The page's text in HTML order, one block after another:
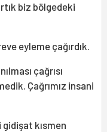
biz bölgedeki
eyleme çağırdık.
çağrısı
Çağrımız insani
kısmen